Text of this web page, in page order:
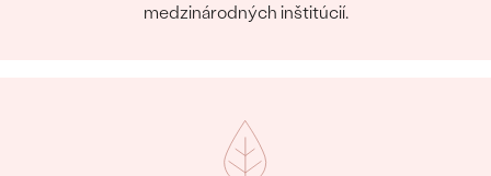
medzinárodných inštitúcií.